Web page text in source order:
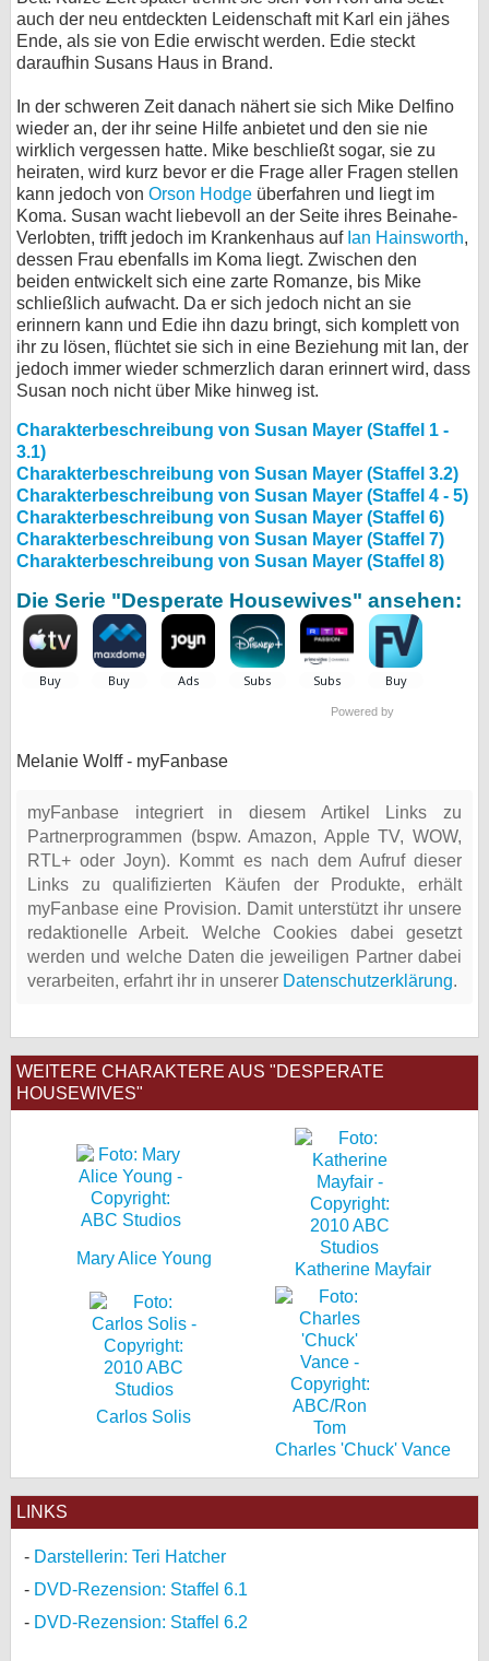
auch der neu entdeckten Leidenschaft mit Karl ein jähes
Ende, als sie von Edie erwischt werden. Edie steckt
daraufhin Susans Haus in Brand.
In der schweren Zeit danach nähert sie sich Mike Delfino
wieder an, der ihr seine Hilfe anbietet und den sie nie
wirklich vergessen hatte. Mike beschließt sogar, sie zu
heiraten, wird kurz bevor er die Frage aller Fragen stellen
kann jedoch von Orson Hodge überfahren und liegt im
Koma. Susan wacht liebevoll an der Seite ihres Beinahe-
Verlobten, trifft jedoch im Krankenhaus auf Ian Hainsworth,
dessen Frau ebenfalls im Koma liegt. Zwischen den
beiden entwickelt sich eine zarte Romanze, bis Mike
schließlich aufwacht. Da er sich jedoch nicht an sie
erinnern kann und Edie ihn dazu bringt, sich komplett von
ihr zu lösen, flüchtet sie sich in eine Beziehung mit Ian, der
jedoch immer wieder schmerzlich daran erinnert wird, dass
Susan noch nicht über Mike hinweg ist.
Charakterbeschreibung von Susan Mayer (Staffel 1 -
3.1)
Charakterbeschreibung von Susan Mayer (Staffel 3.2)
Charakterbeschreibung von Susan Mayer (Staffel 4 - 5)
Charakterbeschreibung von Susan Mayer (Staffel 6)
Charakterbeschreibung von Susan Mayer (Staffel 7)
Charakterbeschreibung von Susan Mayer (Staffel 8)
Die Serie "Desperate Housewives" ansehen:
Powered by
Melanie Wolff - myFanbase
myFanbase integriert in diesem Artikel Links zu
Partnerprogrammen (bspw. Amazon, Apple TV, WOW,
RTL+ oder Joyn). Kommt es nach dem Aufruf dieser
Links zu qualifizierten Käufen der Produkte, erhält
myFanbase eine Provision. Damit unterstützt ihr unsere
redaktionelle Arbeit. Welche Cookies dabei gesetzt
werden und welche Daten die jeweiligen Partner dabei
verarbeiten, erfahrt ihr in unserer Datenschutzerklärung.
WEITERE CHARAKTERE AUS "DESPERATE
HOUSEWIVES"
Mary Alice Young
Katherine Mayfair
Carlos Solis
Charles 'Chuck' Vance
LINKS
Darstellerin: Teri Hatcher
DVD-Rezension: Staffel 6.1
DVD-Rezension: Staffel 6.2